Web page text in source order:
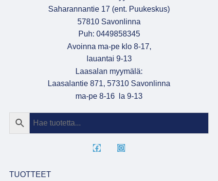
Saharannantie 17 (ent. Puukeskus)
57810 Savonlinna
Puh: 0449858345
Avoinna ma-pe klo 8-17,
lauantai 9-13
Laasalan myymälä:
Laasalantie 871, 57310 Savonlinna
ma-pe 8-16 la 9-13
TUOTTEET